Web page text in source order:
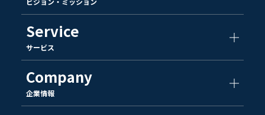
Service
サービス
Company
企業情報